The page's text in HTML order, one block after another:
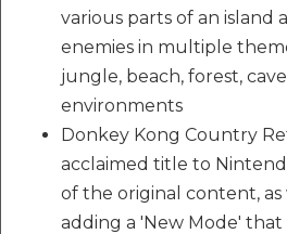
various parts of an
enemies in multiple
jungle, beach, forest,
environments
Donkey Kong Country
acclaimed title to
of the original content, as
adding a 'New Mode'